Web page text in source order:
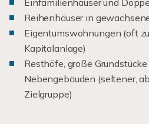
Einfamilienhäuser und
Reihenhäuser in
Eigentumswohnungen (oft
Kapitalanlage)
Resthöfe, große
Nebengebäuden (seltener,
Zielgruppe)